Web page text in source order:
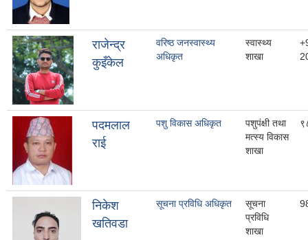
राजेन्द्र
कुइँकेल
वरिष्ठ जनस्वास्थ्य
अधिकृत
स्वास्थ्य
शाखा
पदमलाल
राई
पशु विकास अधिकृत
पशुपंक्षी तथा
मत्स्य विकास
शाखा
निकेश
खतिवडा
सूचना प्रविधि अधिकृत
सूचना
प्रविधि
शाखा